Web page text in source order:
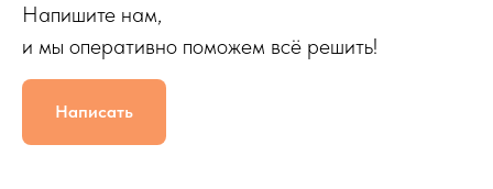
Напишите нам,
и мы оперативно поможем всё решить!
Написать